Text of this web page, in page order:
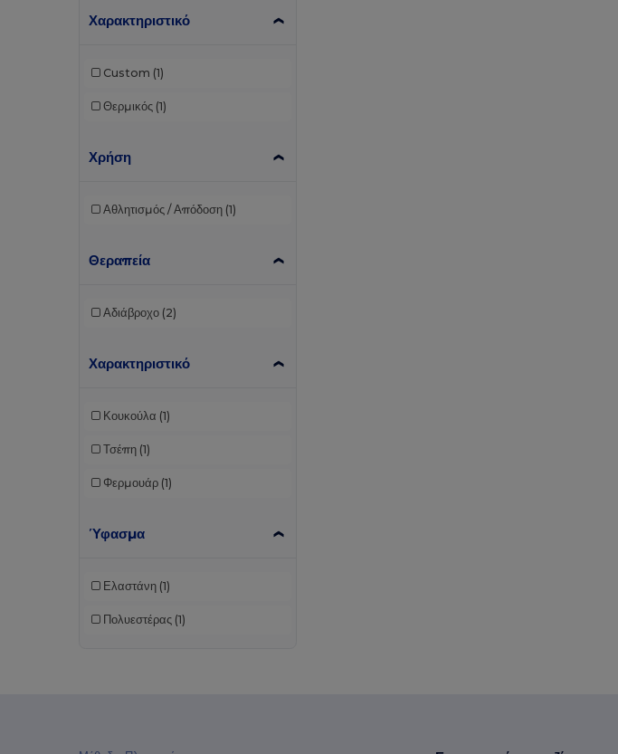
Χαρακτηριστικό
Custom (1)
Θερμικός (1)
Χρήση
Αθλητισμός / Απόδοση (1)
Θεραπεία
Αδιάβροχο (2)
Χαρακτηριστικό
Κουκούλα (1)
Τσέπη (1)
Φερμουάρ (1)
Ύφασμα
Ελαστάνη (1)
Πολυεστέρας (1)